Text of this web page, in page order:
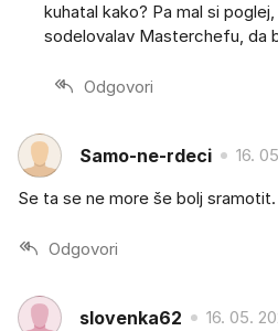
kuhatal kako? Pa mal si
sodelovalav Masterchefu, da
Odgovori
Samo-ne-rdeci 16.
Se ta se ne more še bolj sramotit.
Odgovori
slovenka62 16. 05.